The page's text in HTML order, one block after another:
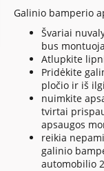
Galinio bamperio
Švariai
bus
Atlupkite
Pridėkite
pločio ir iš
nuimkite
tvirtai
apsaugos
reikia
galinio
automobilio